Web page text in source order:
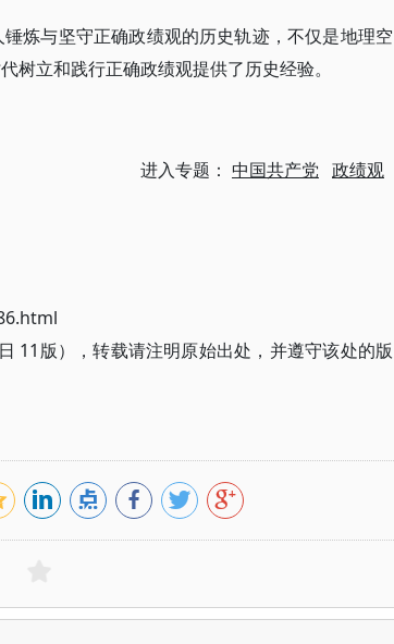
炼与坚守正确政绩观的历史轨迹，不仅是地理空
树立和践行正确政绩观提供了历史经验。
进入专题： 中国共产党 政绩观
11版），转载请注明原始出处，并遵守该处的版